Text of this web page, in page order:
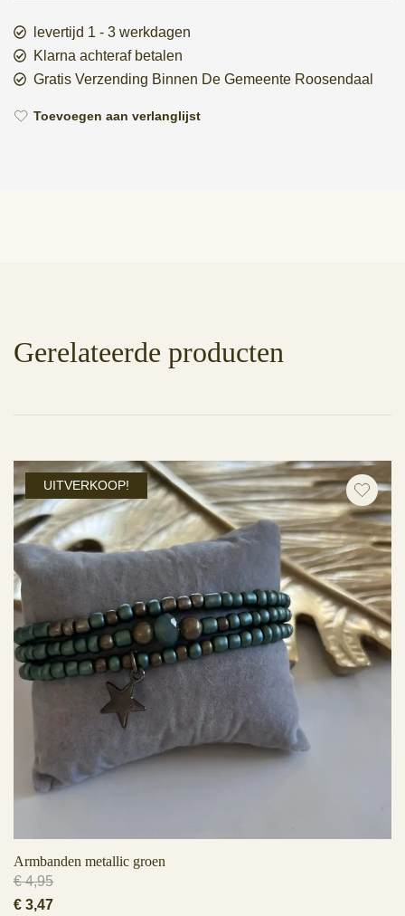
levertijd 1 - 3 werkdagen
Klarna achteraf betalen
Gratis Verzending Binnen De Gemeente Roosendaal
Toevoegen aan verlanglijst
Gerelateerde producten
UITVERKOOP!
Armbanden metallic groen
€4,95
Oorspronkelijke
€ 3,47Huidige